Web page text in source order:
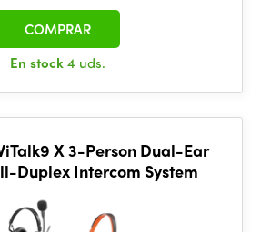
En stock4 uds.
COMPRAR
X 3-Person Dual-Ear
Duplex Intercom System